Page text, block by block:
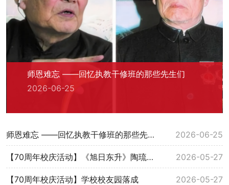
师恩难忘 ——回忆执教干修班的那些先生们
2026-06-25
师恩难忘 ——回忆执教干修班的那些先生们 2026-06-25
【70周年校庆活动】《旭日东升》陶琉彩壁画落成 2026-05-27
【70周年校庆活动】学校校友园落成 2026-05-27